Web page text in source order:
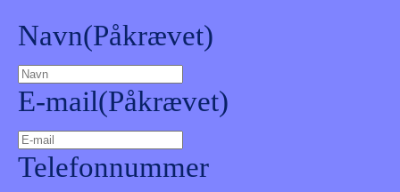
Navn(Påkrævet)
E-mail(Påkrævet)
Telefonnummer